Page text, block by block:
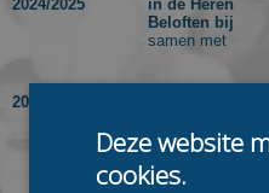
2024/2025
in de Heren
Beloften bij
samen met
2023/2024
samen met
Deze website
cookies.